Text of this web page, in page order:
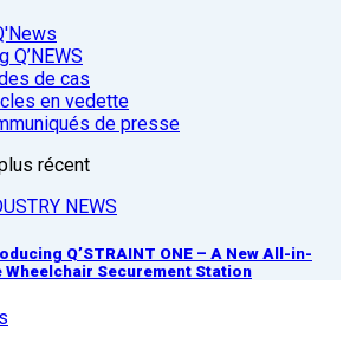
Q’NEWS
de cas
en vedette
de presse
récent
NEWS
Q’STRAINT ONE – A New All-in-
Wheelchair Securement Station